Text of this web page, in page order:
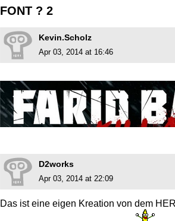
FONT ? 2
Kevin.Scholz
Apr 03, 2014 at 16:46
D2works
Apr 03, 2014 at 22:09
Das ist eine eigen Kreation von dem